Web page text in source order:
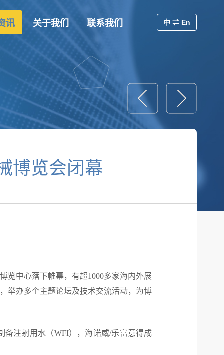
讯 关于我们 联系我们 中 ⇌ En
博览会闭幕
览中心落下帷幕，有超1000多家海内外展
举办多个主题论坛及技术交流活动，为博
备注射用水（WFI），海诺威/乐富意得成